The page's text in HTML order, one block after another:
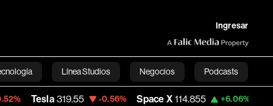
Ingresar
Línea Studios Negocios Podcasts
English
319.55 -0.56% Space X 114.855 +6.06% Dólar Oficial -